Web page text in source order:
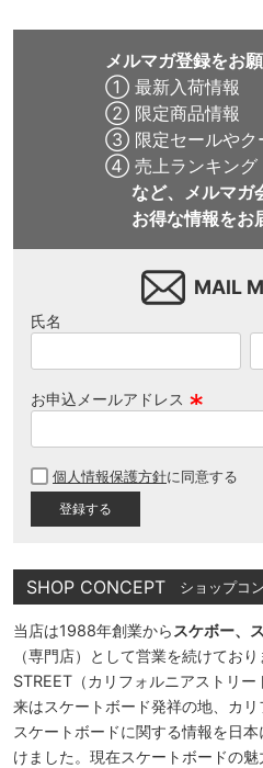
メルマガ登録をお
① 最新入荷情報
② 限定商品情報
③ 限定セールやク
④ 売上ランキング
など、メルマガ
お得な情報をお
MAIL
氏名
お申込メールアドレス
須
個人情報保護方針に同意する
SHOP CONCEPT ショップコ
当店は1988年創業から スケボー、
（専門店）として営業を続けてお
STREET（カリフォルニアストリ
来はスケートボード発祥の地、カ
スケートボードに関する情報を日
けました。現在スケートボードの